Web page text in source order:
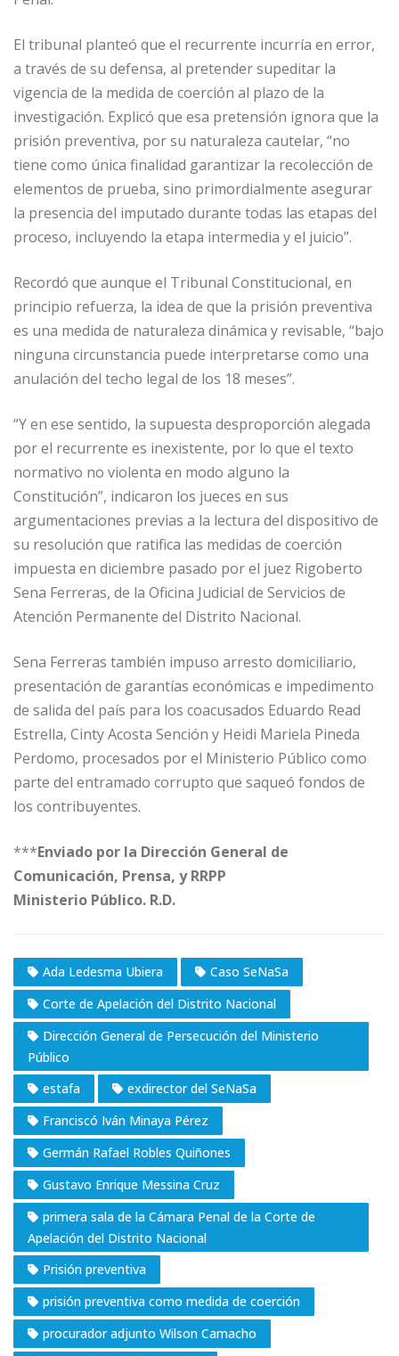
El tribunal planteó que el recurrente incurría en error,
a través de su defensa, al pretender supeditar la
vigencia de la medida de coerción al plazo de la
investigación. Explicó que esa pretensión ignora que la
prisión preventiva, por su naturaleza cautelar, “no
tiene como única finalidad garantizar la recolección de
elementos de prueba, sino primordialmente asegurar
la presencia del imputado durante todas las etapas del
proceso, incluyendo la etapa intermedia y el juicio”.
Recordó que aunque el Tribunal Constitucional, en
principio refuerza, la idea de que la prisión preventiva
es una medida de naturaleza dinámica y revisable, “bajo
ninguna circunstancia puede interpretarse como una
anulación del techo legal de los 18 meses”.
“Y en ese sentido, la supuesta desproporción alegada
por el recurrente es inexistente, por lo que el texto
normativo no violenta en modo alguno la
Constitución”, indicaron los jueces en sus
argumentaciones previas a la lectura del dispositivo de
su resolución que ratifica las medidas de coerción
impuesta en diciembre pasado por el juez Rigoberto
Sena Ferreras, de la Oficina Judicial de Servicios de
Atención Permanente del Distrito Nacional.
Sena Ferreras también impuso arresto domiciliario,
presentación de garantías económicas e impedimento
de salida del país para los coacusados Eduardo Read
Estrella, Cinty Acosta Sención y Heidi Mariela Pineda
Perdomo, procesados por el Ministerio Público como
parte del entramado corrupto que saqueó fondos de
los contribuyentes.
***Enviado por la Dirección General de
Comunicación, Prensa, y RRPP
Ministerio Público. R.D.
Ada Ledesma Ubiera
Caso SeNaSa
Corte de Apelación del Distrito Nacional
Dirección General de Persecución del Ministerio
Público
estafa
exdirector del SeNaSa
Franciscó Iván Minaya Pérez
Germán Rafael Robles Quiñones
Gustavo Enrique Messina Cruz
primera sala de la Cámara Penal de la Corte de
Apelación del Distrito Nacional
Prisión preventiva
prisión preventiva como medida de coerción
procurador adjunto Wilson Camacho